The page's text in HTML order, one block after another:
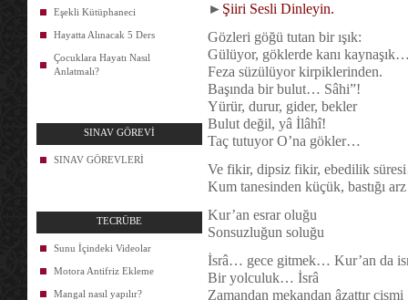
Eşekli Kütüphaneci
Hayatta Alınacak 5 Ders
Çocuklara Hayatı Nasıl
Anlatmalı?
SINAV GÖREVİ
SINAV GÖREVLERİ
TECRÜBE
Sunu İçindeki Videolar
Motora Antifriz Ekleme
Mangal nasıl yapılır?
► Şiiri Sesli Dinleyin.
Gözleri göğü tutan bir ışık:
Gülüyor, göklerde kanı
Feza süzülüyor kirpiklerinden.
Başında bir bulut… Sâhi”!
Yürür, durur, gider, bekler
Bulut değil, yâ İlâhî!
Taç tutuyor O’na gökler…
Ve fikir, dipsiz fikir, ebedilik
Kum tanesinden küçük, bastığı
Kur’an esrar oluğu
Sonsuzluğun soluğu
İsrâ… gece gitmek… Kur’an da
Bir yolculuk… İsrâ
Zamandan mekandan âzattır cismi